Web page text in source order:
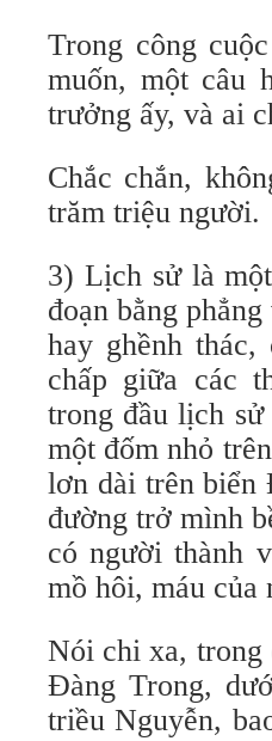
Trong công
muốn, một câu
trưởng ấy, và ai
Chắc chắn,
trăm triệu người.
3) Lịch sử là
đoạn bằng
hay ghềnh
chấp giữa các
trong đầu lịch
một đốm nhỏ
lơn dài trên biển
đường trở mình
có người thành
mồ hôi, máu của
Nói chi xa, trong
Đàng Trong,
triều Nguyễn,